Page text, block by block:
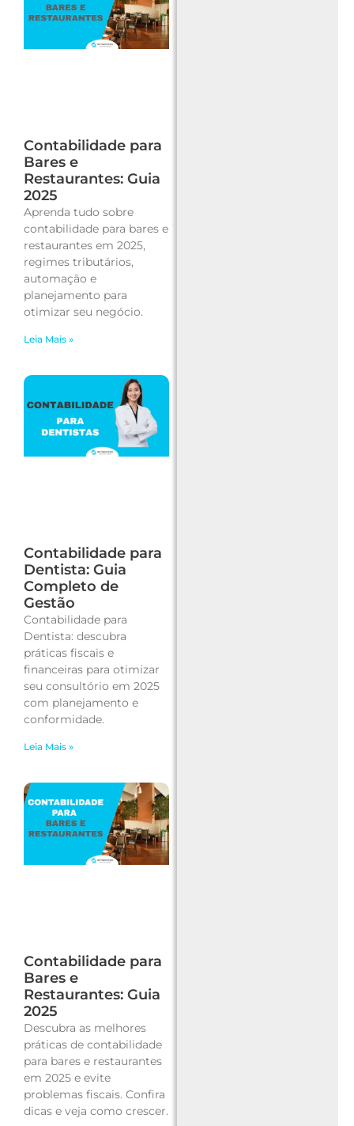
Contabilidade para
Bares e
Restaurantes: Guia
2025
Aprenda tudo sobre
contabilidade para bares e
restaurantes em 2025,
regimes tributários,
automação e
planejamento para
otimizar seu negócio.
Leia Mais »
Contabilidade para
Dentista: Guia
Completo de
Gestão
Contabilidade para
Dentista: descubra
práticas fiscais e
financeiras para otimizar
seu consultório em 2025
com planejamento e
conformidade.
Leia Mais »
Contabilidade para
Bares e
Restaurantes: Guia
2025
Descubra as melhores
práticas de contabilidade
para bares e restaurantes
em 2025 e evite
problemas fiscais. Confira
dicas e veja como crescer.